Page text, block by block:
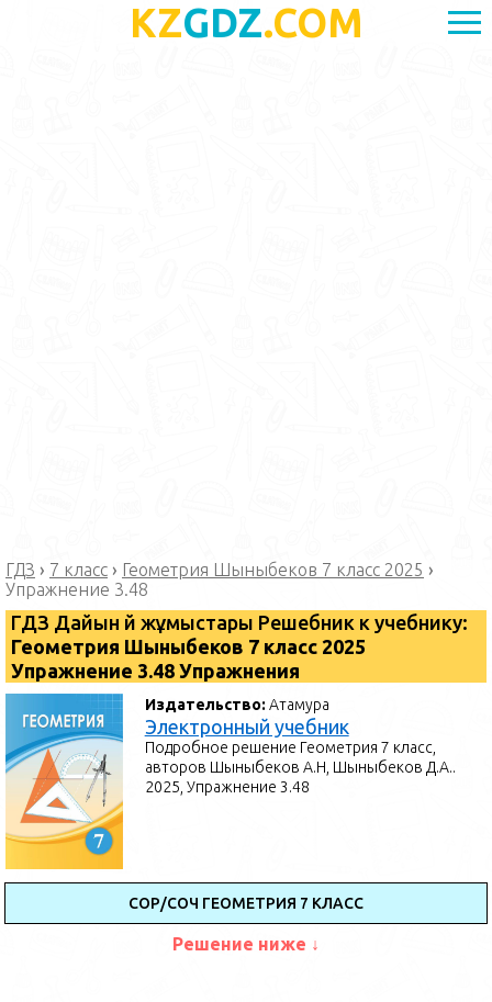
KZGDZ.COM
ГДЗ › 7 класс › Геометрия Шыныбеков 7 класс 2025 ›
Упражнение 3.48
ГДЗ Дайын үй жұмыстары Решебник к учебнику:
Геометрия Шыныбеков 7 класс 2025
Упражнение 3.48 Упражнения
Издательство:Атамура
Электронный учебник
Подробное решение Геометрия 7 класс,
авторов Шыныбеков А.Н, Шыныбеков Д.А..
2025, Упражнение 3.48
СОР/СОЧ ГЕОМЕТРИЯ 7 КЛАСС
Решение ниже ↓